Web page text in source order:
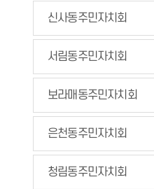
신사동주민자치회
서림동주민자치회
보라매동주민자치회
은천동주민자치회
청림동주민자치회